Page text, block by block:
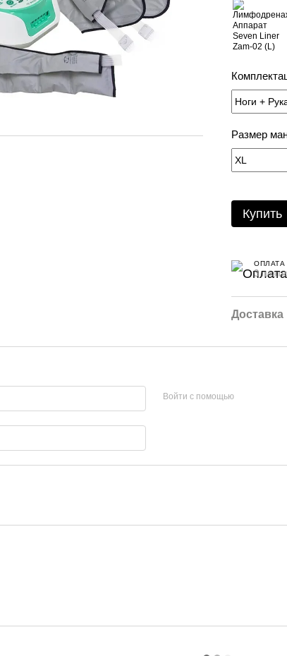
Размер
Купить
ОПЛАТА
3
Доставка
Войти с помощью